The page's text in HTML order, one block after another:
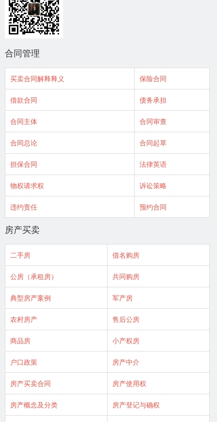
合同管理
买卖合同解释释义 保险合同
借款合同 债务承担
合同主体 合同审查
合同总论 合同起草
担保合同 法律英语
物权请求权 诉讼策略
违约责任 预约合同
房产买卖
二手房 借名购房
公房（承租房） 共同购房
典型房产案例 军产房
农村房产 售后公房
商品房 小产权房
户口政策 房产中介
房产买卖合同 房产使用权
房产概念及分类 房产登记与确权